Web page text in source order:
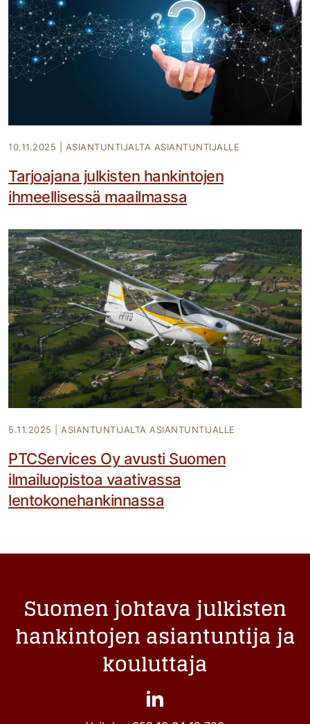
10.11.2025 ASIANTUNTIJALTA ASIANTUNTIJALLE
Tarjoajana julkisten hankintojen
ihmeellisessä maailmassa
5.11.2025 ASIANTUNTIJALTA ASIANTUNTIJALLE
PTCServices Oy avusti Suomen
ilmailuopistoa vaativassa
lentokonehankinnassa
Suomen johtava julkisten
hankintojen asiantuntija ja
kouluttaja